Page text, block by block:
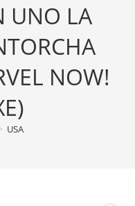
UNO LA
NOW!
USA